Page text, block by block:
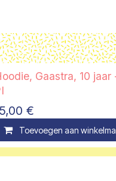
Compare
Gaastra, 10 jaar
€
Toevoegen aan